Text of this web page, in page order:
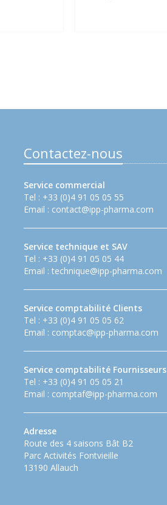
Contactez-nous
Service commercial
Tel : +33 (0)4 91 05 05 55
Email : contact@ipp-pharma.com
Service technique et SAV
Tel : +33 (0)4 91 05 05 44
Email : technique@ipp-pharma.com
Service comptabilité Clients
Tel : +33 (0)4 91 05 05 62
Email : comptac@ipp-pharma.com
Service comptabilité Fournisseurs
Tel : +33 (0)4 91 05 05 21
Email : comptaf@ipp-pharma.com
Adresse
Route des 4 saisons Bât B2
Parc Activités Fontvieille
13190 Allauch